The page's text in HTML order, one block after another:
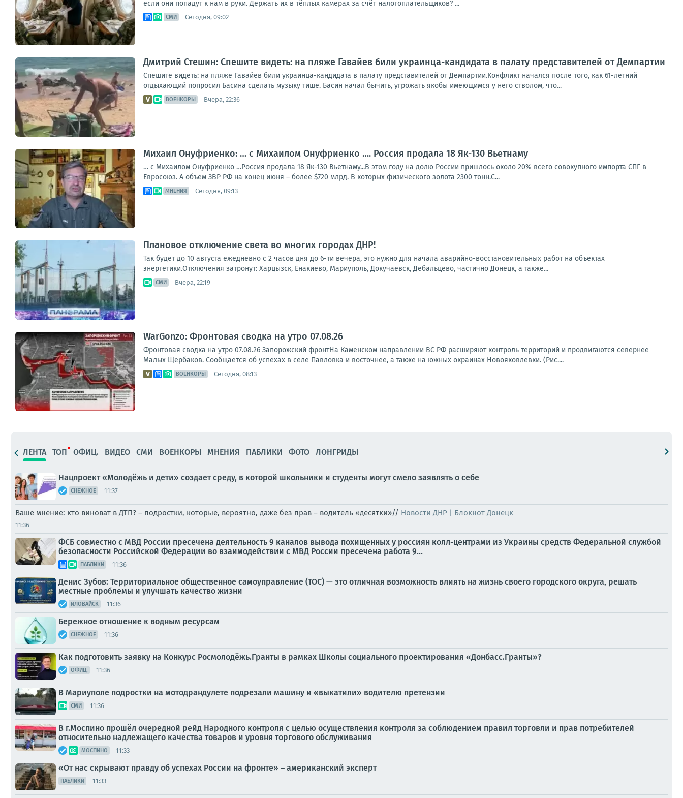
если они попадут к нам в руки. Держать их в тёплых камерах за счёт налогоплательщиков? ...
СМИ Сегодня, 09:02
Дмитрий Стешин: Спешите видеть: на пляже Гавайев били украинца-кандидата в палату представителей от Демпартии
Спешите видеть: на пляже Гавайев били украинца-кандидата в палату представителей от Демпартии.Конфликт начался после того, как 61-летний
отдыхающий попросил Басина сделать музыку тише. Басин начал бычить, угрожать якобы имеющимся у него стволом, что...
ВОЕНКОРЫ Вчера, 22:36
Михаил Онуфриенко: … с Михаилом Онуфриенко …. Россия продала 18 Як-130 Вьетнаму
… с Михаилом Онуфриенко …Россия продала 18 Як-130 Вьетнаму...В этом году на долю России пришлось около 20% всего совокупного импорта СПГ в
Евросоюз. А объем ЗВР РФ на конец июня – более $720 млрд. В которых физического золота 2300 тонн.С...
МНЕНИЯ Сегодня, 09:13
Плановое отключение света во многих городах ДНР!
Так будет до 10 августа ежедневно с 2 часов дня до 6-ти вечера, это нужно для начала аварийно-восстановительных работ на объектах
энергетики.Отключения затронут: Харцызск, Енакиево, Мариуполь, Докучаевск, Дебальцево, частично Донецк, а также...
СМИ Вчера, 22:19
WarGonzo: Фронтовая сводка на утро 07.08.26
Фронтовая сводка на утро 07.08.26 Запорожский фронтНа Каменском направлении ВС РФ расширяют контроль территорий и продвигаются севернее
Малых Щербаков. Сообщается об успехах в селе Павловка и восточнее, а также на южных окраинах Новояковлевки. (Рис....
ВОЕНКОРЫ Сегодня, 08:13
ЛЕНТА ТОП ОФИЦ. ВИДЕО СМИ ВОЕНКОРЫ МНЕНИЯ ПАБЛИКИ ФОТО ЛОНГРИДЫ
Нацпроект «Молодёжь и дети» создает среду, в которой школьники и студенты могут смело заявлять о себе
СНЕЖНОЕ 11:37
Ваше мнение: кто виноват в ДТП? – подростки, которые, вероятно, даже без прав – водитель «десятки»// Новости ДНР | Блокнот Донецк
11:36
ФСБ совместно с МВД России пресечена деятельность 9 каналов вывода похищенных у россиян колл-центрами из Украины средств Федеральной службой
безопасности Российской Федерации во взаимодействии с МВД России пресечена работа 9...
ПАБЛИКИ 11:36
Денис Зубов: Территориальное общественное самоуправление (ТОС) — это отличная возможность влиять на жизнь своего городского округа, решать
местные проблемы и улучшать качество жизни
ИЛОВАЙСК 11:36
Бережное отношение к водным ресурсам
СНЕЖНОЕ 11:36
Как подготовить заявку на Конкурс Росмолодёжь.Гранты в рамках Школы социального проектирования «Донбасс.Гранты»?
ОФИЦ. 11:36
В Мариуполе подростки на мотодрандулете подрезали машину и «выкатили» водителю претензии
СМИ 11:36
В г.Моспино прошёл очередной рейд Народного контроля с целью осуществления контроля за соблюдением правил торговли и прав потребителей
относительно надлежащего качества товаров и уровня торгового обслуживания
МОСПИНО 11:33
«От нас скрывают правду об успехах России на фронте» – американский эксперт
ПАБЛИКИ 11:33